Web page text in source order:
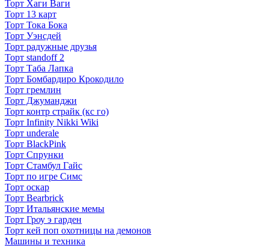
Торт Хаги Ваги
Торт 13 карт
Торт Тока Бока
Торт Уэнсдей
Торт радужные друзья
Торт standoff 2
Торт Таба Лапка
Торт Бомбардиро Крокодило
Торт гремлин
Торт Джуманджи
Торт контр страйк (кс го)
Торт Infinity Nikki Wiki
Торт underale
Торт BlackPink
Торт Спрунки
Торт Стамбул Гайс
Торт по игре Симс
Торт оскар
Торт Bearbrick
Торт Итальянские мемы
Торт Гроу э гарден
Торт кей поп охотницы на демонов
Машины и техника